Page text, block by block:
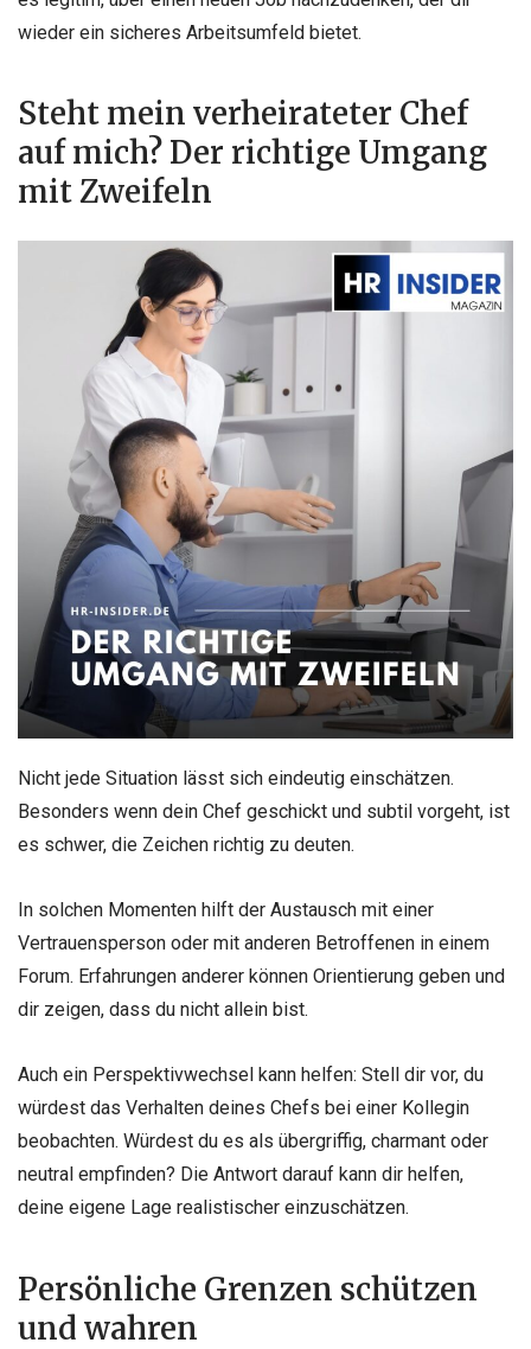
wieder ein sicheres Arbeitsumfeld bietet.
Steht mein verheirateter Chef
auf mich? Der richtige Umgang
mit Zweifeln
Nicht jede Situation lässt sich eindeutig einschätzen.
Besonders wenn dein Chef geschickt und subtil vorgeht, ist
es schwer, die Zeichen richtig zu deuten.
In solchen Momenten hilft der Austausch mit einer
Vertrauensperson oder mit anderen Betroffenen in einem
Forum. Erfahrungen anderer können Orientierung geben und
dir zeigen, dass du nicht allein bist.
Auch ein Perspektivwechsel kann helfen: Stell dir vor, du
würdest das Verhalten deines Chefs bei einer Kollegin
beobachten. Würdest du es als übergriffig, charmant oder
neutral empfinden? Die Antwort darauf kann dir helfen,
deine eigene Lage realistischer einzuschätzen.
Persönliche Grenzen schützen
und wahren